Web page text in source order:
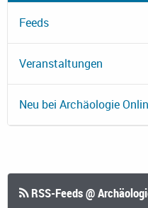
Feeds
Veranstaltungen
Neu bei Archäologie
RSS-Feeds @